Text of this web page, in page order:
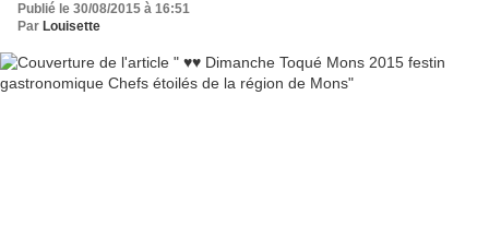
Publié le 30/08/2015 à 16:51
Par Louisette